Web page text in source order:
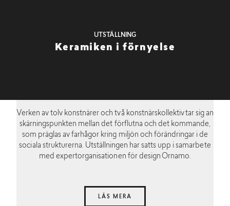
UTSTÄLLNING
Keramiken i förnyelse
Verken av tolv konstnärer och två konstnärskollektiv tar sig an
skärningspunkten mellan det förflutna och det kommande,
som präglas av farhågor kring miljön och förändringar i de
sociala strukturerna. Utställningen har satts upp i samarbete
med expertorganisationen för design Ornamo.
LÄS MERA